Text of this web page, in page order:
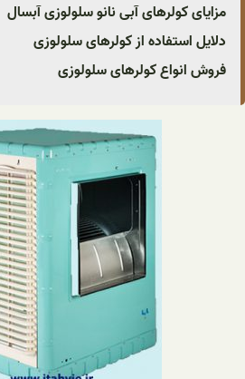
مزایای کولرهای آبی نانو سلولوزی آبسال
دلایل استفاده از کولرهای سلولوزی
فروش انواع کولرهای سلولوزی